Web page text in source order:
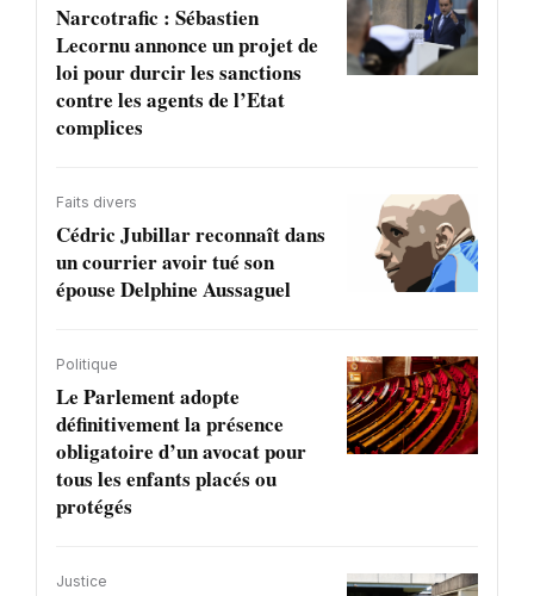
Narcotrafic : Sébastien
Lecornu annonce un projet de
loi pour durcir les sanctions
contre les agents de l’Etat
complices
Faits divers
Cédric Jubillar reconnaît dans
un courrier avoir tué son
épouse Delphine Aussaguel
Politique
Le Parlement adopte
définitivement la présence
obligatoire d’un avocat pour
tous les enfants placés ou
protégés
Justice